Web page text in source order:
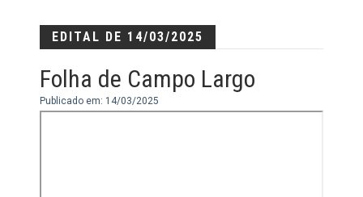
EDITAL DE 14/03/2025
Folha de Campo Largo
Publicado em: 14/03/2025